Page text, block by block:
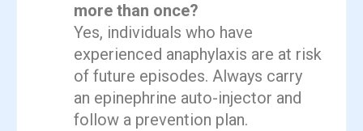
more than once?
Yes, individuals who have
experienced anaphylaxis are at risk
of future episodes. Always carry
an epinephrine auto-injector and
follow a prevention plan.